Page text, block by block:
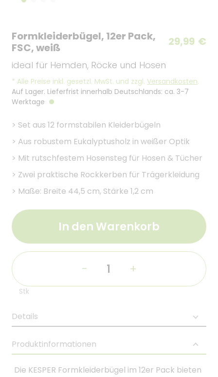
Formkleiderbügel, 12er Pack,
FSC, weiß
ideal für Hemden, Röcke und Hosen
29,99 €
* Alle Preise inkl. gesetzl. MwSt. und zzgl. Versandkosten.
Auf Lager. Lieferfrist innerhalb Deutschlands: ca. 3-7
Werktage
> Set aus 12 formstabilen Kleiderbügeln
> Aus robustem Eukalyptusholz in weißer Optik
> Mit rutschfestem Hosensteg für Hosen & Tücher
> Zwei praktische Rockkerben für Trägerkleidung
> Maße: Breite 44,5 cm, Stärke 1,2 cm
In den Warenkorb
- +
Stk
Details
Produktinformationen
Die KESPER Formkleiderbügel im 12er Pack bieten